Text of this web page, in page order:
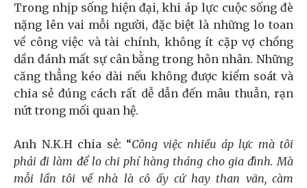
Trong nhịp sống hiện đại, khi áp lực cuộc sống đè
nặng lên vai mỗi người, đặc biệt là những lo toan
về công việc và tài chính, không ít cặp vợ chồng
dần đánh mất sự cân bằng trong hôn nhân. Những
căng thẳng kéo dài nếu không được kiểm soát và
chia sẻ đúng cách rất dễ dẫn đến mâu thuẫn, rạn
nứt trong mối quan hệ.
Anh N.K.H chia sẻ: “Công việc nhiều áp lực mà tôi
phải đi làm để lo chi phí hàng tháng cho gia đình. Mà
mỗi lần tôi về nhà là cô ấy cứ hay than vãn,càm